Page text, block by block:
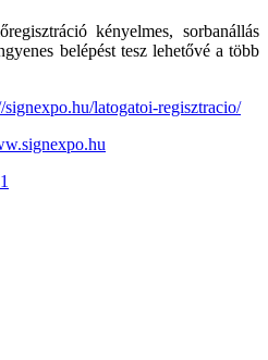
kényelmes, sorbanállás
belépést tesz lehetővé a több
signexpo.hu/latogatoi-regisztracio/